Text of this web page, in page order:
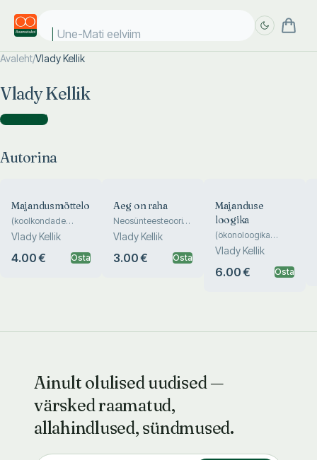
Une-Mati eelviima
Avaleht/Vlady Kellik
Vlady Kellik
Autorina )
Autorina
Majandusmõtteloost
(koolkondade
dialoog)
Vlady Kellik
4.00 € Osta
Aeg on raha
Neosünteesteooria
aabits
Vlady Kellik
3.00 € Osta
Majanduse
loogika
(ökonoloogika
struktuurne
mõisteaparaat)
Vlady Kellik
6.00 € Osta
Ainult olulised uudised —
värsked raamatud,
allahindlused, sündmused.